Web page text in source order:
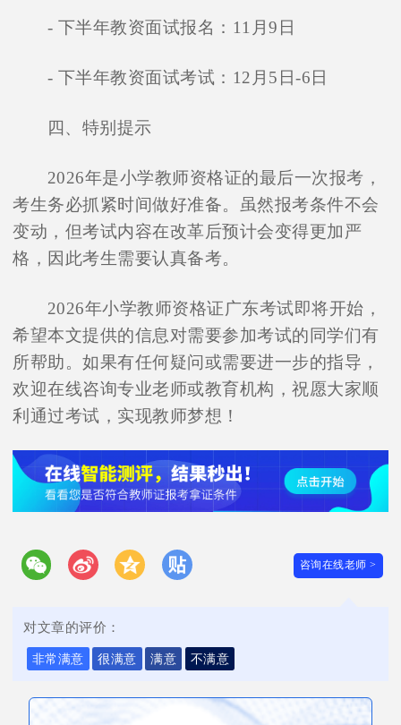
- 下半年教资面试报名：11月9日
- 下半年教资面试考试：12月5日-6日
四、特别提示
2026年是小学教师资格证的最后一次报考，
考生务必抓紧时间做好准备。虽然报考条件不会
变动，但考试内容在改革后预计会变得更加严
格，因此考生需要认真备考。
2026年小学教师资格证广东考试即将开始，
希望本文提供的信息对需要参加考试的同学们有
所帮助。如果有任何疑问或需要进一步的指导，
欢迎在线咨询专业老师或教育机构，祝愿大家顺
利通过考试，实现教师梦想！
咨询在线老师 >
对文章的评价：
非常满意 很满意 满意 不满意